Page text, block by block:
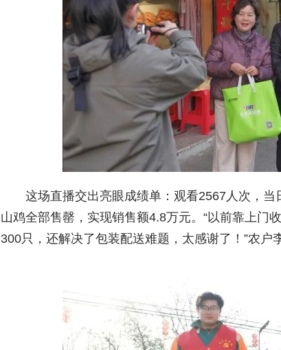
这场直播交出亮眼成绩单：观看2567人次，当
山鸡全部售罄，实现销售额4.8万元。“以前靠上门
300只，还解决了包装配送难题，太感谢了！”农户